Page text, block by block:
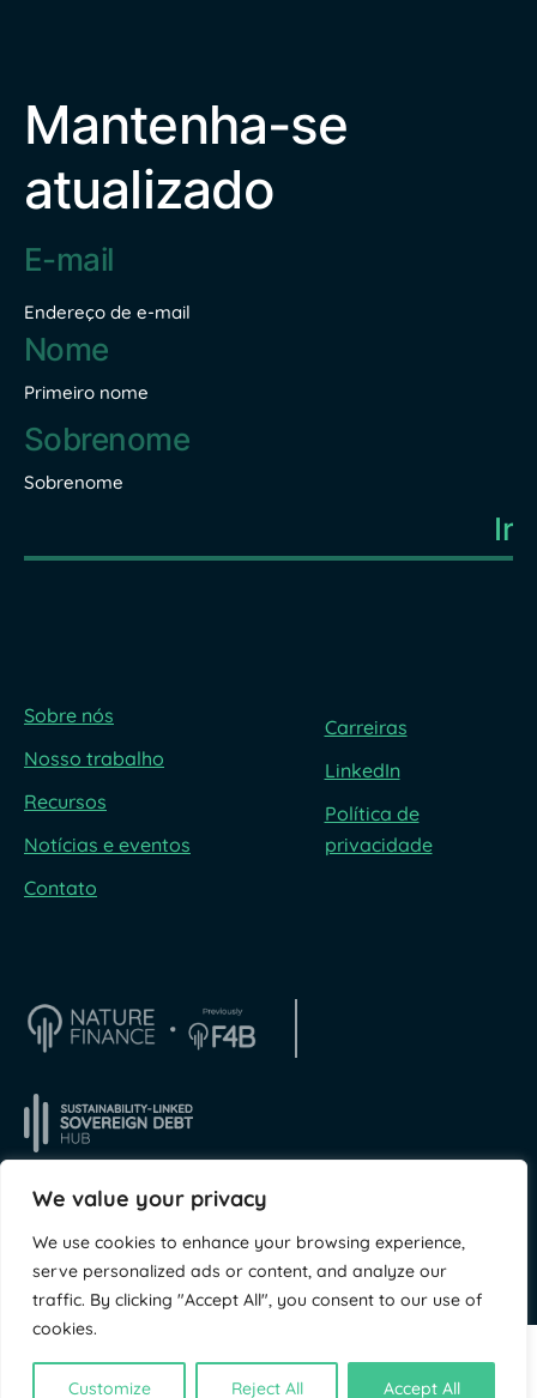
We value your privacy
We use cookies to enhance your browsing experience,
serve personalized ads or content, and analyze our
traffic. By clicking "Accept All", you consent to our use of
cookies.
Customize Reject All Accept All
Mantenha-se
atualizado
Endereço
de
mail*
Endereço de e-mail
Nome
Primeiro nome
Sobrenome
Sobre nós
Nosso trabalho
Recursos
Notícias e eventos
Contato
Carreiras
LinkedIn
Política de
privacidade
© NatureFinance 2026 Site daJory & Co